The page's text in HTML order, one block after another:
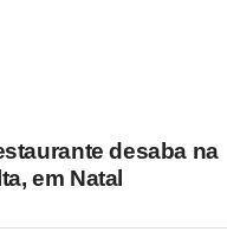
desaba na
em Natal